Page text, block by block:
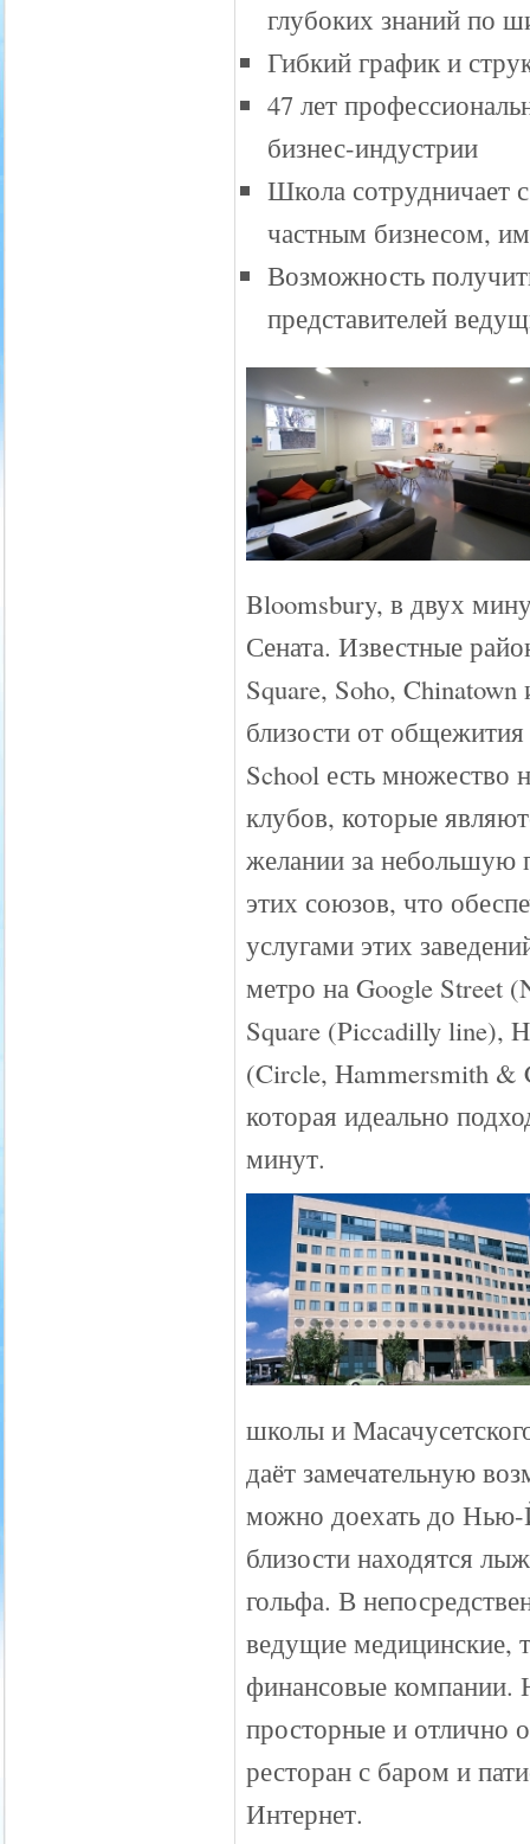
глубоких знаний по
Гибкий график и
47 лет
бизнес-индустрии
Школа сотрудничает
частным бизнесом,
Возможность
представителей
Bloomsbury, в двух
Сената. Известные
Square, Soho, Chinatown
близости от
School есть множество
клубов, которые
желании за небольшую
этих союзов, что
услугами этих
метро на Google Street
Square (Piccadilly line),
(Circle, Hammersmith &
которая идеально
минут.
школы и
даёт замечательную
можно доехать до Нью-
близости находятся
гольфа. В
ведущие медицинские,
финансовые компании.
просторные и отлично
ресторан с баром и
Интернет.